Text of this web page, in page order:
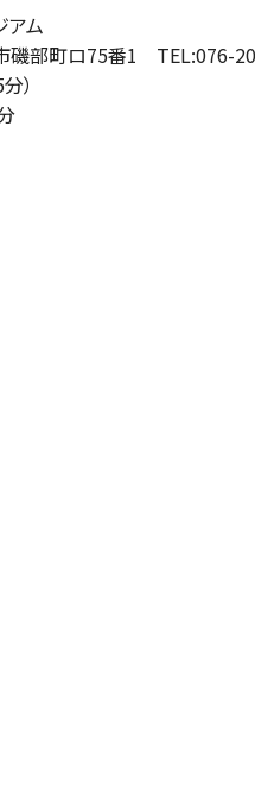
アム
磯部町ロ75番1 TEL:076-
）